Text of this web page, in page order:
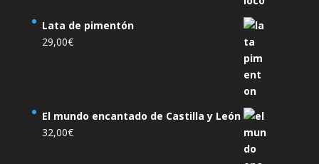
Lata de pimentón
29,00€
El mundo encantado de Castilla y León
32,00€